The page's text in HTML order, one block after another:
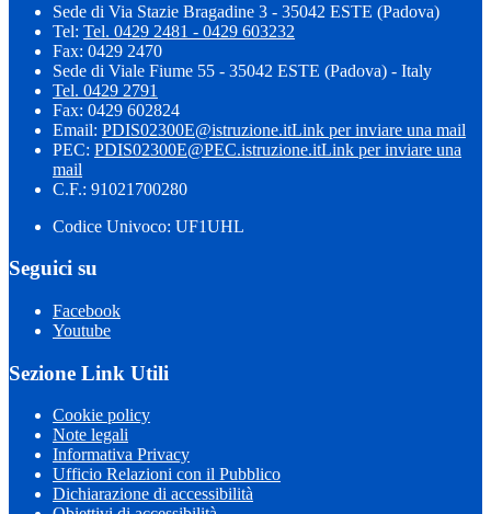
Sede di Via Stazie Bragadine 3 - 35042 ESTE (Padova)
Tel: Tel. 0429 2481 - 0429 603232
Fax: 0429 2470
Sede di Viale Fiume 55 - 35042 ESTE (Padova) - Italy
Tel. 0429 2791
Fax: 0429 602824
Email: PDIS02300E@istruzione.itLink per inviare una mail
PEC: PDIS02300E@PEC.istruzione.itLink per inviare una
mail
C.F.: 91021700280
Codice Univoco: UF1UHL
Seguici su
Facebook
Youtube
Sezione Link Utili
Cookie policy
Note legali
Informativa Privacy
Ufficio Relazioni con il Pubblico
Dichiarazione di accessibilità